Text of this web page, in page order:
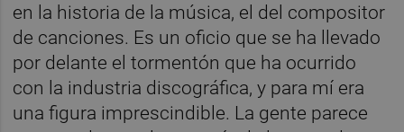
en la historia de la música, el del compositor
de canciones. Es un oficio que se ha llevado
por delante el tormentón que ha ocurrido
con la industria discográfica, y para mí era
una figura imprescindible. La gente parece